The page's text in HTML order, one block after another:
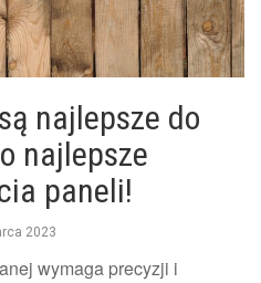
najlepsze do
najlepsze
paneli!
2023
wymaga precyzji i